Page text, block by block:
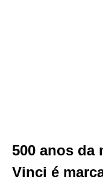
500 anos da
Vinci é